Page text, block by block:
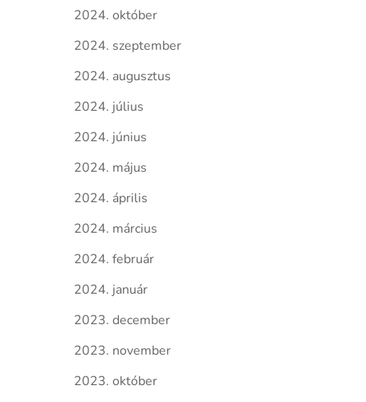
2024. október
2024. szeptember
2024. augusztus
2024. július
2024. június
2024. május
2024. április
2024. március
2024. február
2024. január
2023. december
2023. november
2023. október